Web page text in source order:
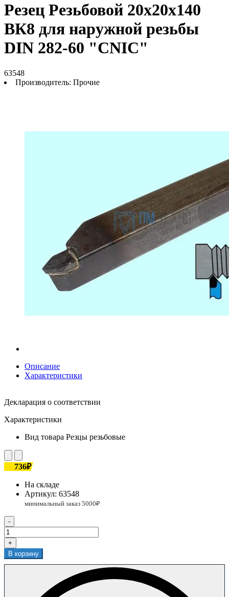
Резец Резьбовой 20х20х140
ВК8 для наружной резьбы
DIN 282-60 "CNIC"
63548
Производитель: Прочие
Описание
Характеристики
Декларация о соответствии
Характеристики
Вид товара Резцы резьбовые
736₽
На складе
Артикул: 63548
-
+
В корзину